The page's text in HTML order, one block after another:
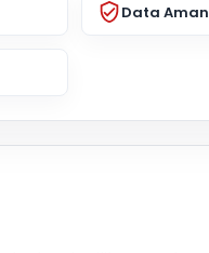
Data Aman